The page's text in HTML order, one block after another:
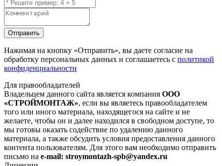
Отправить
Нажимая на кнопку «Отправить», вы даете согласие на
обработку персональных данных и соглашаетесь с политикой
конфиденциальности
Для правообладателей
Владельцем данного сайта является компания ООО
«СТРОЙМОНТАЖ», если вы являетесь правообладателем
того или иного материала, находящегося на сайте и не
желаете, чтобы он и далее находился в свободном доступе, то
мы готовы оказать содействие по удалению данного
материала, а также обсудить условия предоставления данного
контента пользователям. Для этого вам необходимо отправить
письмо на e-mail: stroymontazh-spb@yandex.ru